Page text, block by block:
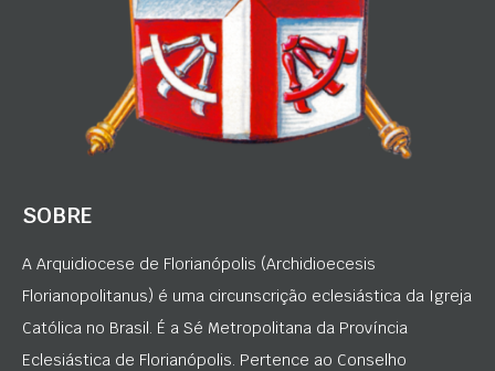
SOBRE
A Arquidiocese de Florianópolis (Archidioecesis
Florianopolitanus) é uma circunscrição eclesiástica da Igreja
Católica no Brasil. É a Sé Metropolitana da Província
Eclesiástica de Florianópolis. Pertence ao Conselho